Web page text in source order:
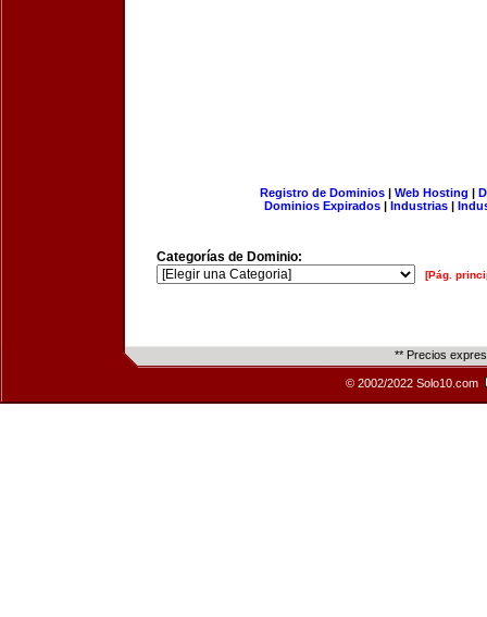
Registro de Dominios| Web Hosting |
Dominios Expirados | Industrias |
Categorías de Dominio:
[Pág.
** Precios
© 2002/2022 Solo10.com